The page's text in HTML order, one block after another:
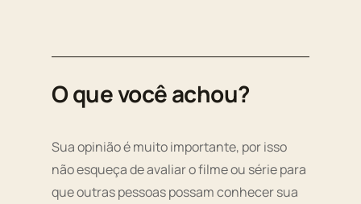
O que você achou?
Sua opinião é muito importante, por isso
não esqueça de avaliar o filme ou série para
que outras pessoas possam conhecer sua